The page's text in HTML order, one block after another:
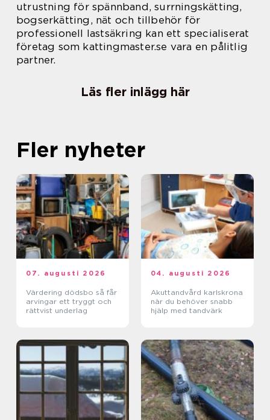
utrustning för spännband, surrningskätting,
bogserkätting, nät och tillbehör för
professionell lastsäkring kan ett specialiserat
företag som kattingmaster.se vara en pålitlig
partner.
Läs fler inlägg här
Fler nyheter
07. augusti 2026
Värdering dödsbo så får
arvingar ett tryggt och
rättvist underlag
04. augusti 2026
Akuttandvård karlskrona
när du behöver snabb
hjälp med tandvärk